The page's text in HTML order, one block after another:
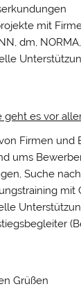
mit
dm,
geht es vor
Firmen und
ums
Suche
mit
Grüßen